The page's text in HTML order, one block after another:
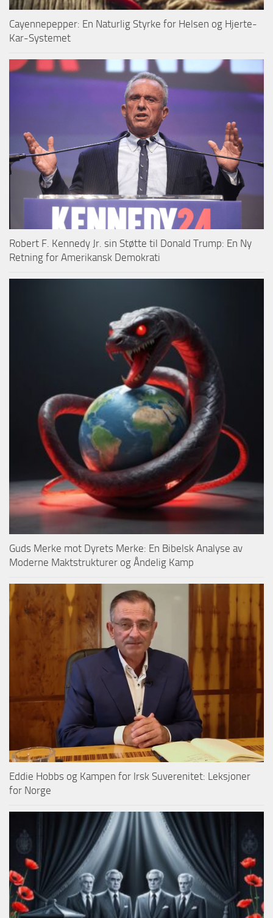
Cayennepepper: En Naturlig Styrke for Helsen og Hjerte-
Kar-Systemet
Robert F. Kennedy Jr. sin Støtte til Donald Trump: En Ny
Retning for Amerikansk Demokrati
Guds Merke mot Dyrets Merke: En Bibelsk Analyse av
Moderne Maktstrukturer og Åndelig Kamp
Eddie Hobbs og Kampen for Irsk Suverenitet: Leksjoner
for Norge